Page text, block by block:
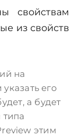
свойствам
из свойств
на
его
а будет
типа
этим